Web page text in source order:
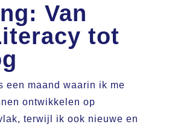
Van
tot
een maand waarin ik me
ontwikkelen op
terwijl ik ook nieuwe en